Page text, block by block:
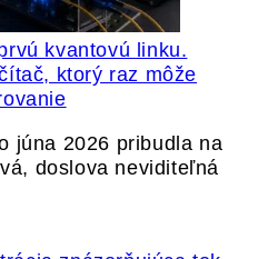
kvantovú linku.
ktorý raz môže
júna 2026 pribudla na
doslova neviditeľná